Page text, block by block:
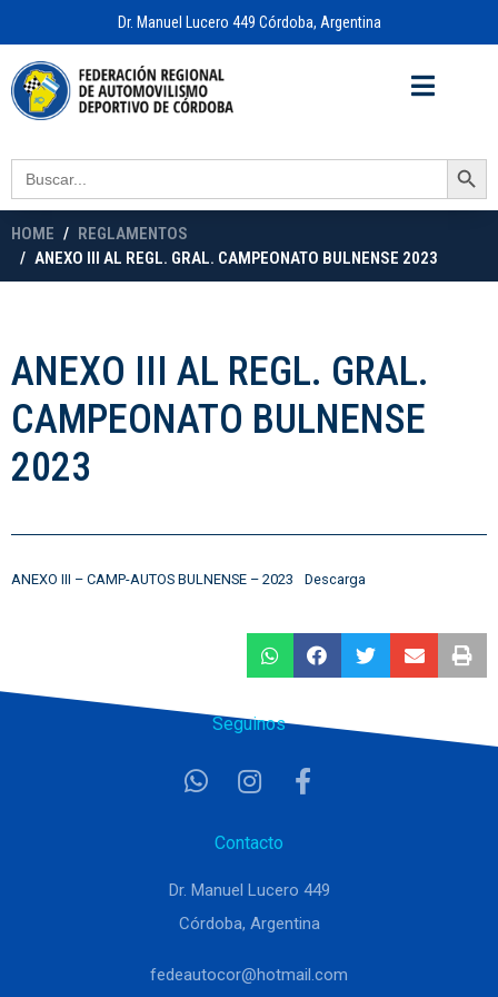
Dr. Manuel Lucero 449 Córdoba, Argentina
Search
for:
Search Button
HOME
REGLAMENTOS
ANEXO III AL REGL. GRAL. CAMPEONATO BULNENSE 2023
ANEXO III AL REGL. GRAL.
CAMPEONATO BULNENSE
2023
ANEXO III – CAMP-AUTOS BULNENSE – 2023 Descarga
Seguinos
Contacto
Dr. Manuel Lucero 449
Córdoba, Argentina
fedeautocor@hotmail.com